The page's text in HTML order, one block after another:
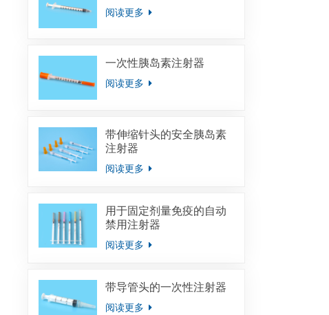
阅读更多
一次性胰岛素注射器
阅读更多
带伸缩针头的安全胰岛素
注射器
阅读更多
用于固定剂量免疫的自动
禁用注射器
阅读更多
带导管头的一次性注射器
阅读更多